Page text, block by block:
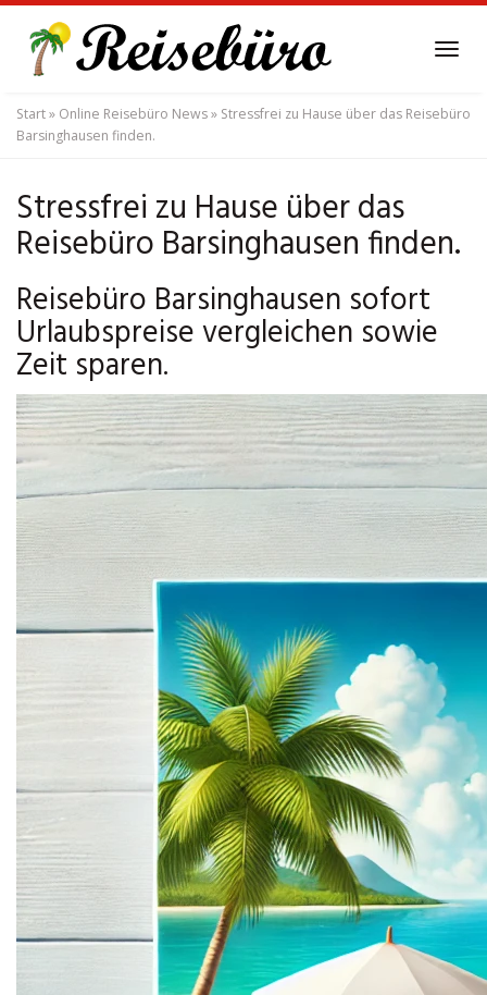
main
content
Start» Online Reisebüro News» Stressfrei zu Hause über das Reisebüro
Barsinghausen finden.
Stressfrei zu Hause über das
Reisebüro Barsinghausen finden.
Reisebüro Barsinghausen sofort
Urlaubspreise vergleichen sowie
Zeit sparen.